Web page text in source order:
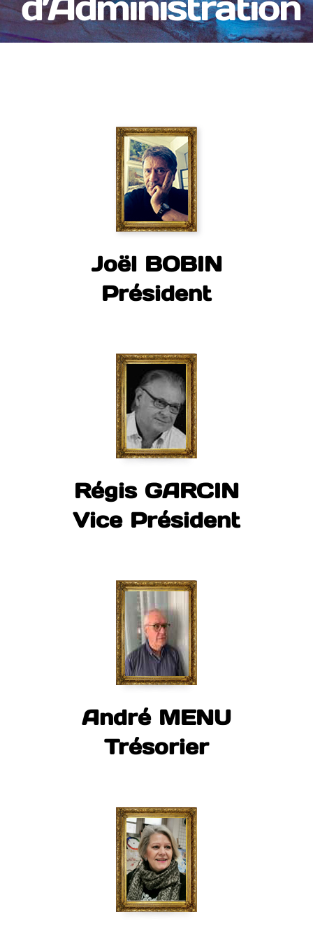
Joël BOBIN
Président
Régis GARCIN
Vice Président
André MENU
Trésorier